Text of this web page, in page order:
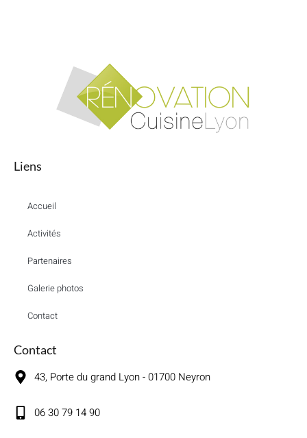
Liens
Accueil
Activités
Partenaires
Galerie photos
Contact
Contact
43, Porte du grand Lyon - 01700 Neyron
06 30 79 14 90